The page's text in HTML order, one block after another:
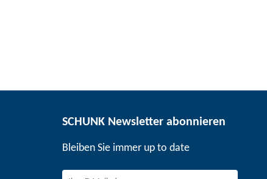
SCHUNK Newsletter abonnieren
Bleiben Sie immer up to date